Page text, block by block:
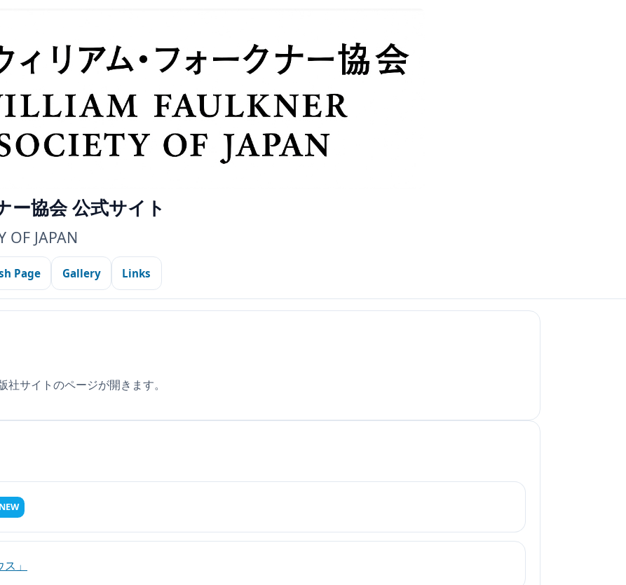
ー協会 公式サイト
OF JAPAN
Page Gallery Links
サイトのページが開きます。
NEW
」